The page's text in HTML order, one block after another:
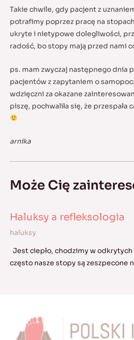
Takie chwile, gdy pacjent z
potrafimy poprzez pracę na
ukryte i nietypowe dolegliwości,
radość, bo stopy mają przed nami
ps. mam zwyczaj następnego dnia
pacjentów z zapytaniem o
wdzięczni za okazane
piszę, pochwaliła się, że przespała
arnika
Może Cię
Haluksy a refleksologia
haluksy
Jest ciepło, chodzimy w
często nasze stopy są zeszpecone